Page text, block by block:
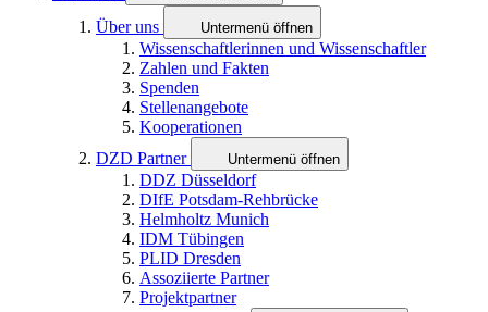
Über uns Untermenü öffnen
Wissenschaftlerinnen und Wissenschaftler
Zahlen und Fakten
Spenden
Stellenangebote
Kooperationen
DZD Partner
Untermenü öffnen
DDZ Düsseldorf
DIfE Potsdam-Rehbrücke
Helmholtz Munich
IDM Tübingen
PLID Dresden
Assoziierte Partner
Projektpartner